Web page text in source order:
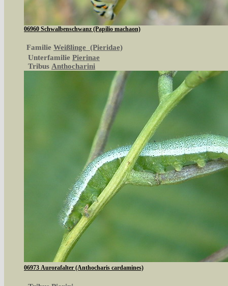
06960 Schwalbenschwanz (Papilio machaon)
Familie Weißlinge (Pieridae)
Unterfamilie Pierinae
Tribus Anthocharini
06973 Aurorafalter (Anthocharis cardamines)